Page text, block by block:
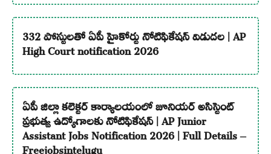
332 పోస్టులతో ఏపీ హైకోర్టు నోటిఫికేషన్ విడుదల | AP
High Court notification 2026
ఏపీ జిల్లా కలెక్టర్ కార్యాలయంలో జూనియర్ అసిస్టెంట్
ప్రభుత్వ ఉద్యోగాలకు నోటిఫికేషన్ | AP Junior
Assistant Jobs Notification 2026 | Full Details –
Freejobsintelugu